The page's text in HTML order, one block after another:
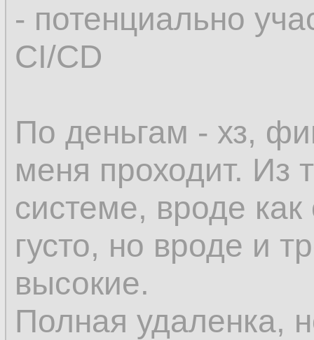
- потенциально
CI/CD
По деньгам - хз,
меня проходит. Из
системе, вроде
густо, но вроде и
высокие.
Полная удаленка,